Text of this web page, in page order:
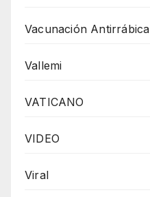
Vacunación Antirrábica
Vallemi
VATICANO
VIDEO
Viral